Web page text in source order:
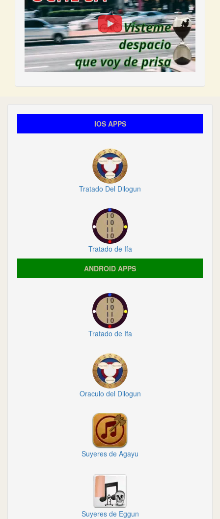
IOS APPS
Tratado Del Dilogun
Tratado de Ifa
ANDROID APPS
Tratado de Ifa
Oraculo del Dilogun
Suyeres de Agayu
Suyeres de Eggun